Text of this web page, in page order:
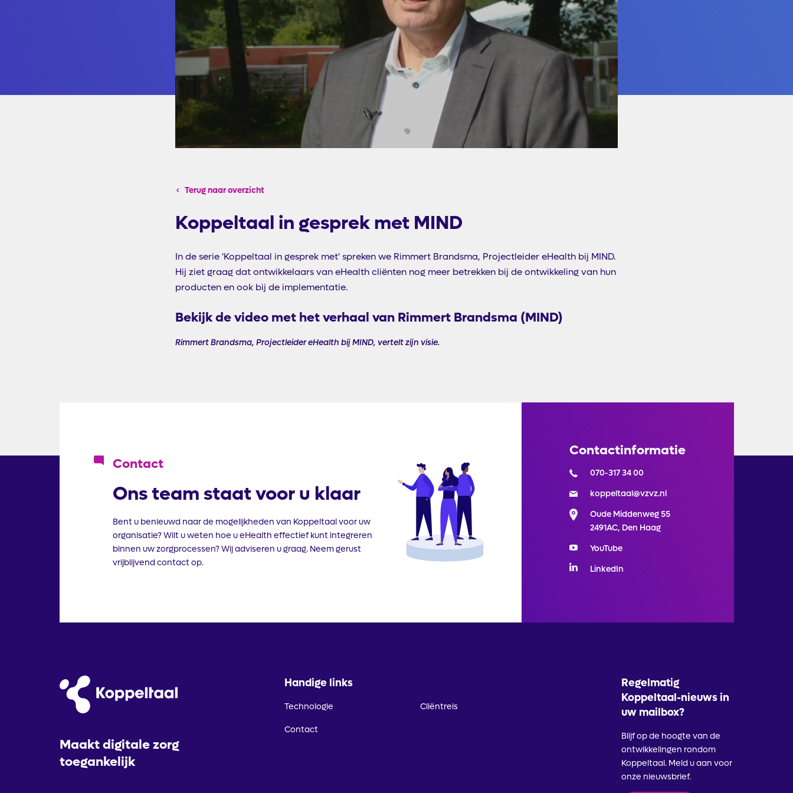
Terug naar overzicht
Koppeltaal in gesprek met MIND
In de serie 'Koppeltaal in gesprek met' spreken we Rimmert Brandsma, Projectleider eHealth bij MIND.
Hij ziet graag dat ontwikkelaars van eHealth cliënten nog meer betrekken bij de ontwikkeling van hun
producten en ook bij de implementatie.
Bekijk de video met het verhaal van Rimmert Brandsma (MIND)
Rimmert Brandsma, Projectleider eHealth bij MIND, vertelt zijn visie.
IcoonContact
Ons team staat voor u klaar
Bent u benieuwd naar de mogelijkheden van Koppeltaal voor uw
organisatie? Wilt u weten hoe u eHealth effectief kunt integreren
binnen uw zorgprocessen? Wij adviseren u graag. Neem gerust
vrijblijvend contact op.
Illustratie
Contactinformatie
070-317 34 00
koppeltaal@vzvz.nl
Oude Middenweg 55
2491AC, Den Haag
YouTube
LinkedIn
Maakt digitale zorg
toegankelijk
Handige links
Technologie Cliëntreis
Contact
Regelmatig
Koppeltaal-nieuws in
uw mailbox?
Blijf op de hoogte van de
ontwikkelingen rondom
Koppeltaal. Meld u aan voor
onze nieuwsbrief.